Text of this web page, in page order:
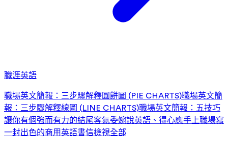
職涯英語
職場英文簡報：三步驟解釋圓餅圖 (PIE CHARTS)職場英文簡
報：三步驟解釋線圖 (LINE CHARTS)職場英文簡報：五技巧
讓你有個強而有力的結尾客氣委婉說英語、得心應手上職場寫
一封出色的商用英語書信檢視全部